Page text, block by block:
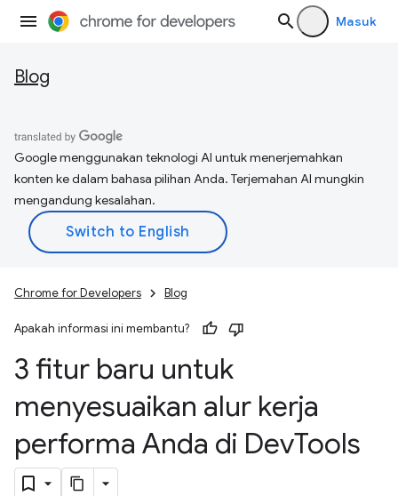
Masuk
Blog
Google menggunakan teknologi AI untuk menerjemahkan
konten ke dalam bahasa pilihan Anda. Terjemahan AI mungkin
mengandung kesalahan.
Chrome for Developers Blog
Apakah informasi ini membantu?
3 fitur baru untuk
menyesuaikan alur kerja
performa Anda di DevTools